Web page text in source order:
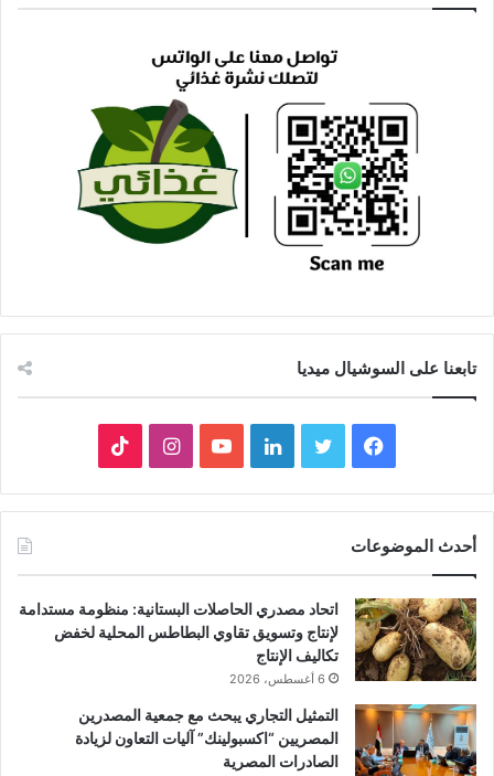
تابعنا على السوشيال ميديا
فيسبوك تويتر لينكدإنيوتيوبانستقرام
أحدث الموضوعات
اتحاد مصدري الحاصلات البستانية: منظومة مستدامة
لإنتاج وتسويق تقاوي البطاطس المحلية لخفض
تكاليف الإنتاج
6 أغسطس، 2026
التمثيل التجاري يبحث مع جمعية المصدرين
المصريين “اكسبولينك” آليات التعاون لزيادة
الصادرات المصرية